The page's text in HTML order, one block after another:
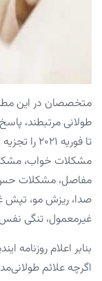
تا فوریه
مشکلات خواب،
مفاصل، مشکلات حس
صدا، ریزش مو، تپش
غیرمعمول، تنگی
بنابر اعلام روزنامه
اگرچه علائم